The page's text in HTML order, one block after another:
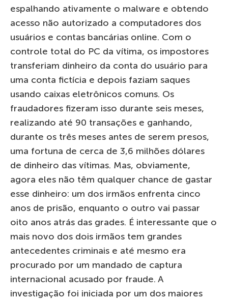
espalhando ativamente o malware e obtendo
acesso não autorizado a computadores dos
usuários e contas bancárias online. Com o
controle total do PC da vítima, os impostores
transferiam dinheiro da conta do usuário para
uma conta fictícia e depois faziam saques
usando caixas eletrônicos comuns. Os
fraudadores fizeram isso durante seis meses,
realizando até 90 transações e ganhando,
durante os três meses antes de serem presos,
uma fortuna de cerca de 3,6 milhões dólares
de dinheiro das vítimas. Mas, obviamente,
agora eles não têm qualquer chance de gastar
esse dinheiro: um dos irmãos enfrenta cinco
anos de prisão, enquanto o outro vai passar
oito anos atrás das grades. É interessante que o
mais novo dos dois irmãos tem grandes
antecedentes criminais e até mesmo era
procurado por um mandado de captura
internacional acusado por fraude. A
investigação foi iniciada por um dos maiores